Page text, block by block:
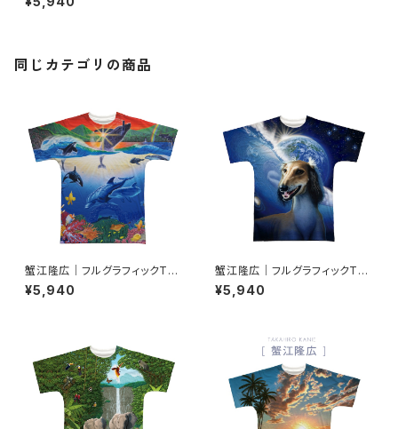
同じカテゴリの商品
蟹江隆広｜フルグラフィックTシ
ャツ FT-000001_003
¥5,940
蟹江隆広｜フルグラフィックTシ
ャツ FT-000001_007
¥5,940